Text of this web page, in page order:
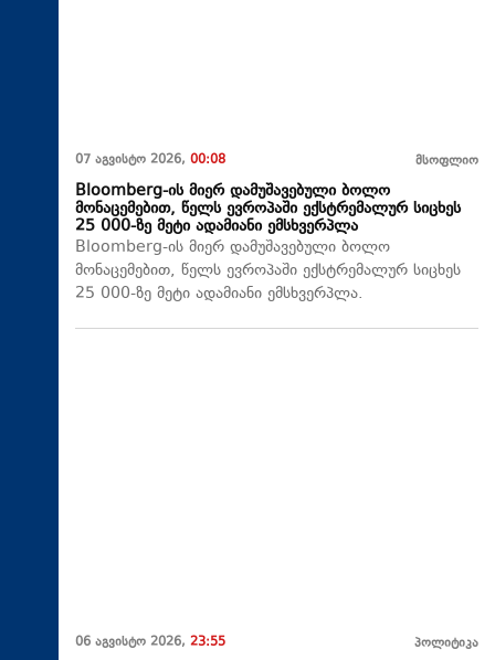
07 აგვისტო 2026, 00:08 მსოფლიო
Bloomberg-ის მიერ დამუშავებული ბოლო
მონაცემებით, წელს ევროპაში ექსტრემალურ სიცხეს
25 000-ზე მეტი ადამიანი ემსხვერპლა
Bloomberg-ის მიერ დამუშავებული ბოლო
მონაცემებით, წელს ევროპაში ექსტრემალურ სიცხეს
25 000-ზე მეტი ადამიანი ემსხვერპლა.
06 აგვისტო 2026, 23:55 პოლიტიკა